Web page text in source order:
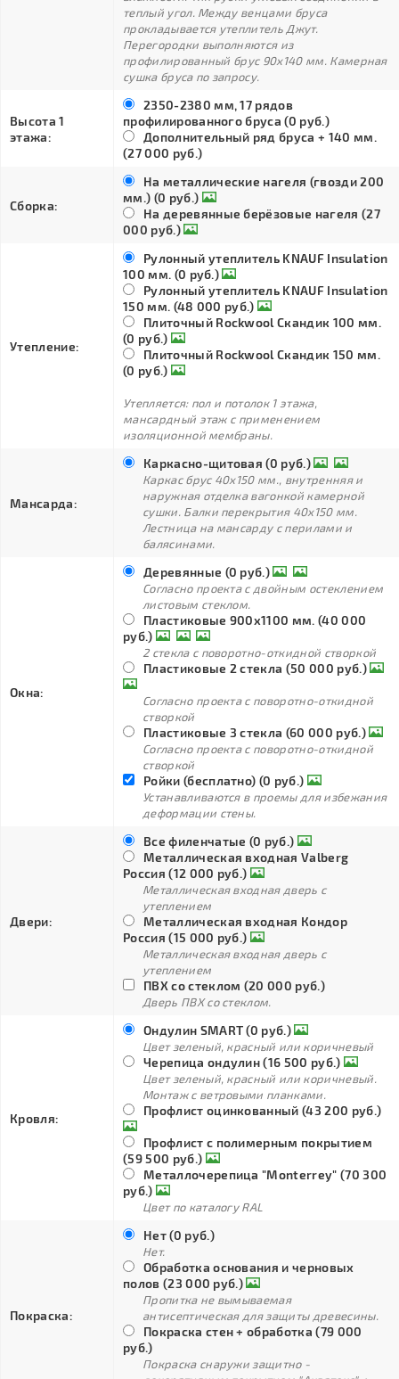
теплый угол. Между венцами бруса
прокладывается утеплитель Джут.
Перегородки выполняются из
профилированный брус 90х140 мм. Камерная
сушка бруса по запросу.
Высота 1
этажа:
2350-2380 мм, 17 рядов
профилированного бруса (0 руб.)
Дополнительный ряд бруса + 140 мм.
(27 000 руб.)
Сборка:
На металлические нагеля (гвозди 200
мм.) (0 руб.)
На деревянные берёзовые нагеля (27
000 руб.)
Утепление:
Рулонный утеплитель KNAUF Insulation
100 мм. (0 руб.)
Рулонный утеплитель KNAUF Insulation
150 мм. (48 000 руб.)
Плиточный Rockwool Скандик 100 мм.
(0 руб.)
Плиточный Rockwool Скандик 150 мм.
(0 руб.)
Утепляется: пол и потолок 1 этажа,
мансардный этаж с применением
изоляционной мембраны.
Мансарда:
Каркасно-щитовая (0 руб.)
Каркас брус 40х150 мм., внутренняя и
наружная отделка вагонкой камерной
сушки. Балки перекрытия 40х150 мм.
Лестница на мансарду с перилами и
балясинами.
Окна:
Деревянные (0 руб.)
Согласно проекта с двойным остеклением
листовым стеклом.
Пластиковые 900х1100 мм. (40 000
руб.)
2 стекла с поворотно-откидной створкой
Пластиковые 2 стекла (50 000 руб.)
Согласно проекта с поворотно-откидной
створкой
Пластиковые 3 стекла (60 000 руб.)
Согласно проекта с поворотно-откидной
створкой
Ройки (бесплатно) (0 руб.)
Устанавливаются в проемы для избежания
деформации стены.
Двери:
Все филенчатые (0 руб.)
Металлическая входная Valberg
Россия (12 000 руб.)
Металлическая входная дверь с
утеплением
Металлическая входная Кондор
Россия (15 000 руб.)
Металлическая входная дверь с
утеплением
ПВХ со стеклом (20 000 руб.)
Дверь ПВХ со стеклом.
Кровля:
Ондулин SMART (0 руб.)
Цвет зеленый, красный или коричневый
Черепица ондулин (16 500 руб.)
Цвет зеленый, красный или коричневый.
Монтаж с ветровыми планками.
Профлист оцинкованный (43 200 руб.)
Профлист с полимерным покрытием
(59 500 руб.)
Металлочерепица "Monterrey" (70 300
руб.)
Цвет по каталогу RAL
Покраска:
Нет (0 руб.)
Нет.
Обработка основания и черновых
полов (23 000 руб.)
Пропитка не вымываемая
антисептическая для защиты древесины.
Покраска стен + обработка (79 000
руб.)
Покраска снаружи защитно -